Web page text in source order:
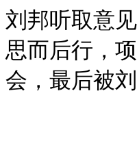
刘邦听取意
思而后行，
会，最后被